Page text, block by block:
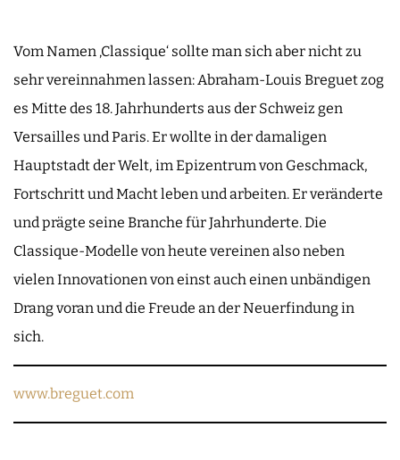
Vom Namen ‚Classique‘ sollte man sich aber nicht zu
sehr vereinnahmen lassen: Abraham-Louis Breguet zog
es Mitte des 18. Jahrhunderts aus der Schweiz gen
Versailles und Paris. Er wollte in der damaligen
Hauptstadt der Welt, im Epizentrum von Geschmack,
Fortschritt und Macht leben und arbeiten. Er veränderte
und prägte seine Branche für Jahrhunderte. Die
Classique-Modelle von heute vereinen also neben
vielen Innovationen von einst auch einen unbändigen
Drang voran und die Freude an der Neuerfindung in
sich.
www.breguet.com